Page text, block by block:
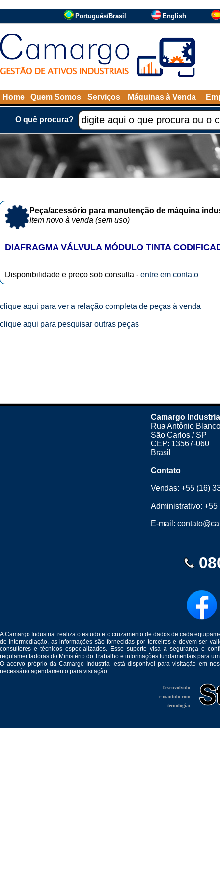
Português/Brasil English
Home Quem Somos Serviços Máquinas à Venda
O quê procura?
Peça/acessório para manutenção de máquina
Item novo à venda (sem uso)
DIAFRAGMA VÁLVULA MÓDULO TINTA
Disponibilidade e preço sob consulta - entre em contato
clique aqui para ver a relação completa de peças à venda
clique aqui para pesquisar outras peças
Camargo
Rua Antônio
São Carlos / SP
CEP: 13567-060
Brasil
Contato
Vendas:+55 (16)
Administrativo:+55
E-mail:
A Camargo Industrial realiza o estudo e o cruzamento de dados de cada
de intermediação, as informações são fornecidas por terceiros e devem ser
consultores e técnicos especializados. Esse suporte visa a segurança e
regulamentadoras do Ministério do Trabalho e informações fundamentais para
O acervo próprio da Camargo Industrial está disponível para visitação em
necessário agendamento para visitação.
Desenvolvido
e mantido com
tecnologia: